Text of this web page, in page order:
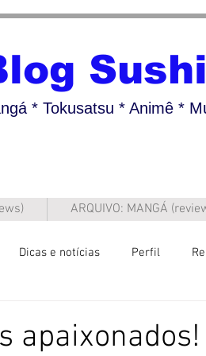
* Tokusatsu * Animê *
ARQUIVO: MANGÁ
Dicas e notícias Perfil
apaixonados!